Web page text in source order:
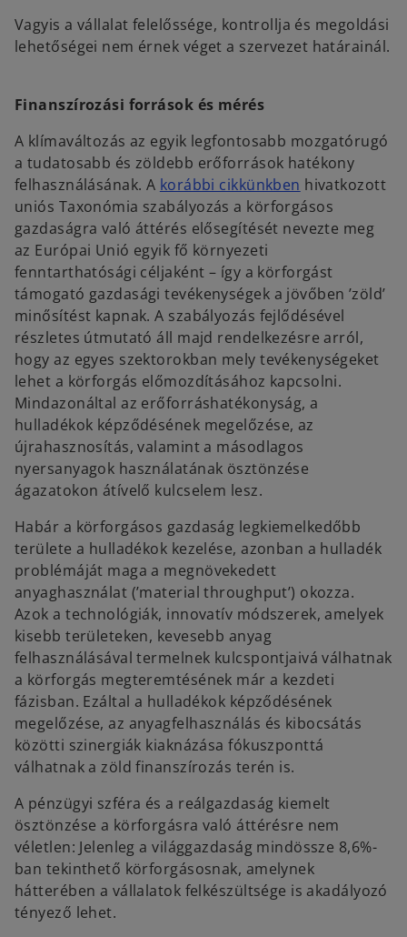
Vagyis a vállalat felelőssége, kontrollja és megoldási
lehetőségei nem érnek véget a szervezet határainál.
Finanszírozási források és mérés
A klímaváltozás az egyik legfontosabb mozgatórugó
a tudatosabb és zöldebb erőforrások hatékony
felhasználásának. A korábbi cikkünkben o
p
e
s
i
n
a
n
e
w
t
a
b
hivatkozott
uniós Taxonómia szabályozás a körforgásos
gazdaságra való áttérés elősegítését nevezte meg
az Európai Unió egyik fő környezeti
fenntarthatósági céljaként – így a körforgást
támogató gazdasági tevékenységek a jövőben ’zöld’
minősítést kapnak. A szabályozás fejlődésével
részletes útmutató áll majd rendelkezésre arról,
hogy az egyes szektorokban mely tevékenységeket
lehet a körforgás előmozdításához kapcsolni.
Mindazonáltal az erőforráshatékonyság, a
hulladékok képződésének megelőzése, az
újrahasznosítás, valamint a másodlagos
nyersanyagok használatának ösztönzése
ágazatokon átívelő kulcselem lesz.
Habár a körforgásos gazdaság legkiemelkedőbb
területe a hulladékok kezelése, azonban a hulladék
problémáját maga a megnövekedett
anyaghasználat (’material throughput’) okozza.
Azok a technológiák, innovatív módszerek, amelyek
kisebb területeken, kevesebb anyag
felhasználásával termelnek kulcspontjaivá válhatnak
a körforgás megteremtésének már a kezdeti
fázisban. Ezáltal a hulladékok képződésének
megelőzése, az anyagfelhasználás és kibocsátás
közötti szinergiák kiaknázása fókuszponttá
válhatnak a zöld finanszírozás terén is.
A pénzügyi szféra és a reálgazdaság kiemelt
ösztönzése a körforgásra való áttérésre nem
véletlen: Jelenleg a világgazdaság mindössze 8,6%-
ban tekinthető körforgásosnak, amelynek
hátterében a vállalatok felkészültsége is akadályozó
tényező lehet.